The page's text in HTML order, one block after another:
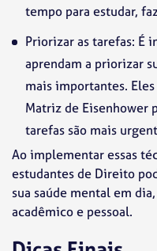
tempo para estudar,
Priorizar as tarefas: É
aprendam a priorizar
mais importantes.
Matriz de Eisenhower
tarefas são mais
Ao implementar essas
estudantes de Direito
sua saúde mental em
acadêmico e pessoal.